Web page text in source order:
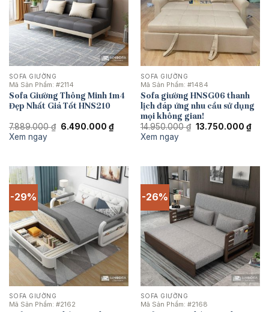
SOFA GIƯỜNG
Mã Sản Phẩm: #2114
Sofa Giường Thông Minh 1m4
Đẹp Nhất Giá Tốt HNS210
7.889.000₫ Giá
6.490.000 ₫Giá
hiện
Xem ngay
SOFA GIƯỜNG
Mã Sản Phẩm: #1484
Sofa giường HNSG06 thanh
lịch đáp ứng nhu cầu sử dụng
mọi không gian!
14.950.000₫ Giá
13.750.000 ₫Giá
hiện
Xem ngay
-29%
SOFA GIƯỜNG
Mã Sản Phẩm: #2162
-26%
SOFA GIƯỜNG
Mã Sản Phẩm: #2168